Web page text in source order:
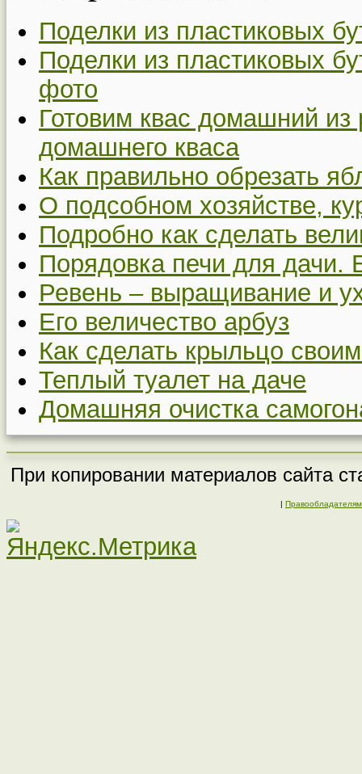
Поделки из пластиковых
Поделки из пластиковых
фото
Готовим квас домашний
домашнего кваса
Как правильно обрезать
О подсобном хозяйстве,
Подробно как сделать
Порядовка печи для дачи.
Ревень – выращивание и
Его величество арбуз
Как сделать крыльцо
Теплый туалет на даче
Домашняя очистка
При копировании материалов сайта
| Правообладателям